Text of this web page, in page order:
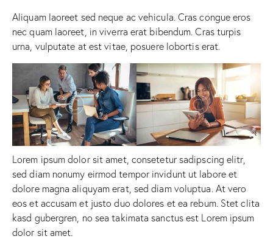
Aliquam laoreet sed neque ac vehicula. Cras congue eros
nec quam laoreet, in viverra erat bibendum. Cras turpis
urna, vulputate at est vitae, posuere lobortis erat.
Lorem ipsum dolor sit amet, consetetur sadipscing elitr,
sed diam nonumy eirmod tempor invidunt ut labore et
dolore magna aliquyam erat, sed diam voluptua. At vero
eos et accusam et justo duo dolores et ea rebum. Stet clita
kasd gubergren, no sea takimata sanctus est Lorem ipsum
dolor sit amet.